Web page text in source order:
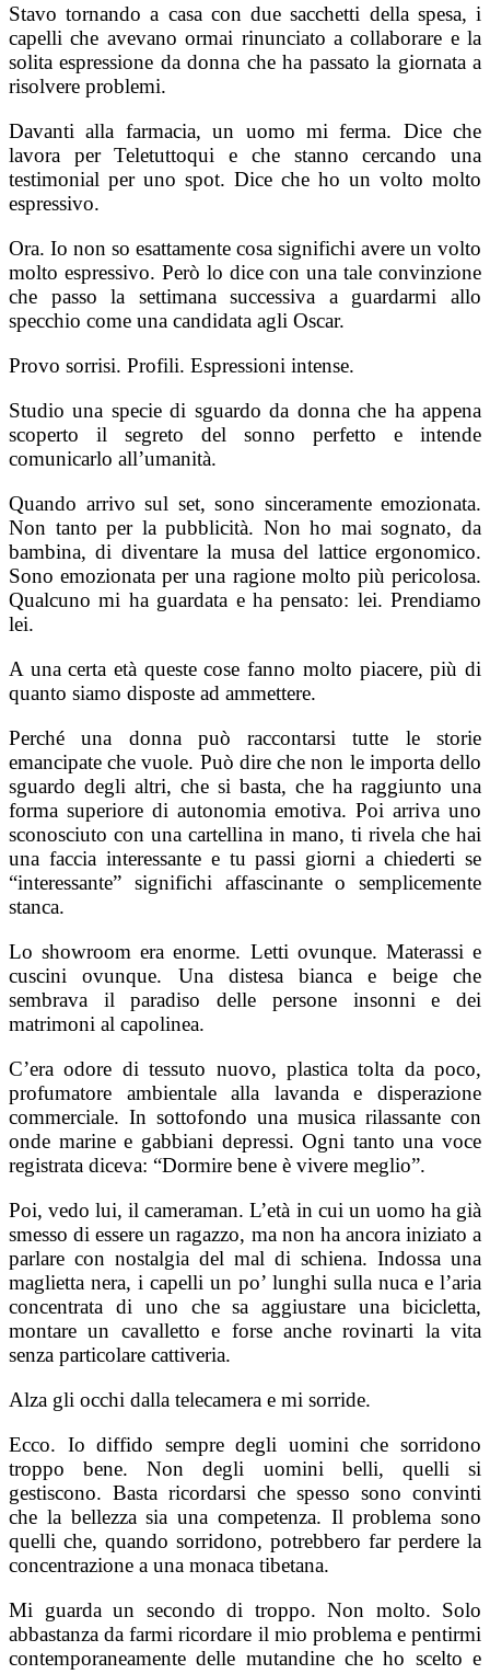
Stavo tornando a casa con due sacchetti della spesa, i
capelli che avevano ormai rinunciato a collaborare e la
solita espressione da donna che ha passato la giornata a
risolvere problemi.
Davanti alla farmacia, un uomo mi ferma. Dice che
lavora per Teletuttoqui e che stanno cercando una
testimonial per uno spot. Dice che ho un volto molto
espressivo.
Ora. Io non so esattamente cosa significhi avere un volto
molto espressivo. Però lo dice con una tale convinzione
che passo la settimana successiva a guardarmi allo
specchio come una candidata agli Oscar.
Provo sorrisi. Profili. Espressioni intense.
Studio una specie di sguardo da donna che ha appena
scoperto il segreto del sonno perfetto e intende
comunicarlo all’umanità.
Quando arrivo sul set, sono sinceramente emozionata.
Non tanto per la pubblicità. Non ho mai sognato, da
bambina, di diventare la musa del lattice ergonomico.
Sono emozionata per una ragione molto più pericolosa.
Qualcuno mi ha guardata e ha pensato: lei. Prendiamo
lei.
A una certa età queste cose fanno molto piacere, più di
quanto siamo disposte ad ammettere.
Perché una donna può raccontarsi tutte le storie
emancipate che vuole. Può dire che non le importa dello
sguardo degli altri, che si basta, che ha raggiunto una
forma superiore di autonomia emotiva. Poi arriva uno
sconosciuto con una cartellina in mano, ti rivela che hai
una faccia interessante e tu passi giorni a chiederti se
“interessante” significhi affascinante o semplicemente
stanca.
Lo showroom era enorme. Letti ovunque. Materassi e
cuscini ovunque. Una distesa bianca e beige che
sembrava il paradiso delle persone insonni e dei
matrimoni al capolinea.
C’era odore di tessuto nuovo, plastica tolta da poco,
profumatore ambientale alla lavanda e disperazione
commerciale. In sottofondo una musica rilassante con
onde marine e gabbiani depressi. Ogni tanto una voce
registrata diceva: “Dormire bene è vivere meglio”.
Poi, vedo lui, il cameraman. L’età in cui un uomo ha già
smesso di essere un ragazzo, ma non ha ancora iniziato a
parlare con nostalgia del mal di schiena. Indossa una
maglietta nera, i capelli un po’ lunghi sulla nuca e l’aria
concentrata di uno che sa aggiustare una bicicletta,
montare un cavalletto e forse anche rovinarti la vita
senza particolare cattiveria.
Alza gli occhi dalla telecamera e mi sorride.
Ecco. Io diffido sempre degli uomini che sorridono
troppo bene. Non degli uomini belli, quelli si
gestiscono. Basta ricordarsi che spesso sono convinti
che la bellezza sia una competenza. Il problema sono
quelli che, quando sorridono, potrebbero far perdere la
concentrazione a una monaca tibetana.
Mi guarda un secondo di troppo. Non molto. Solo
abbastanza da farmi ricordare il mio problema e pentirmi
contemporaneamente delle mutandine che ho scelto e